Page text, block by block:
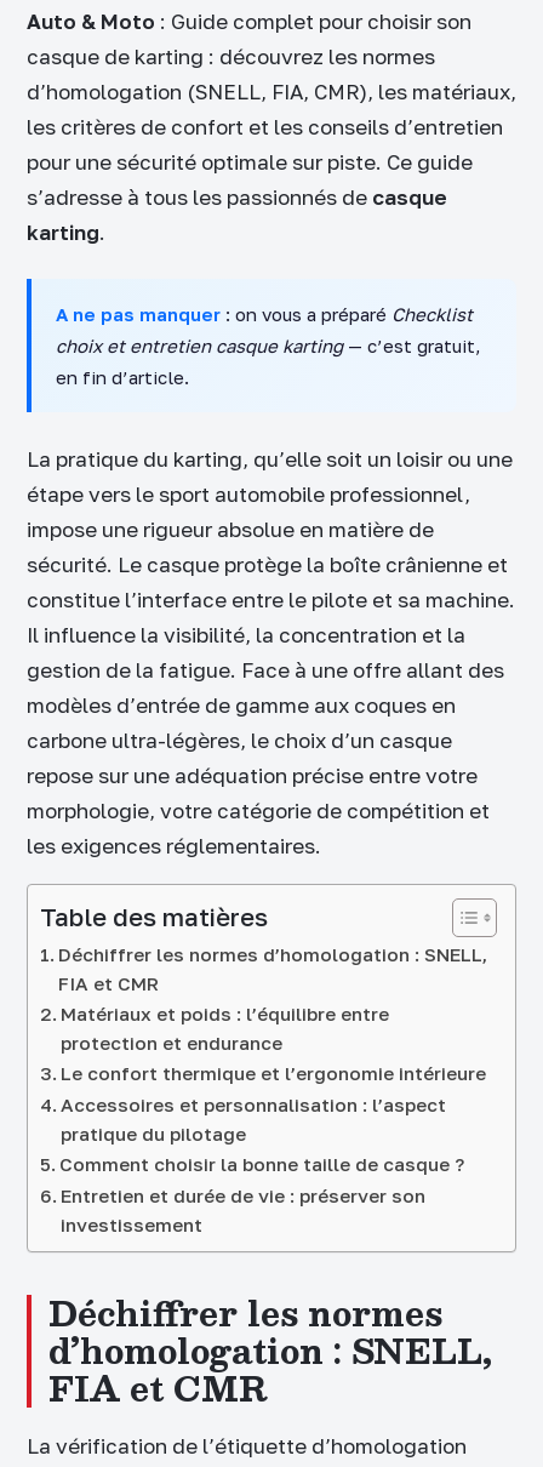
Auto & Moto : Guide complet pour choisir son
casque de karting : découvrez les normes
d’homologation (SNELL, FIA, CMR), les matériaux,
les critères de confort et les conseils d’entretien
pour une sécurité optimale sur piste. Ce guide
s’adresse à tous les passionnés de casque
karting.
A ne pas manquer : on vous a préparé Checklist
choix et entretien casque karting— c’est gratuit,
en fin d’article.
La pratique du karting, qu’elle soit un loisir ou une
étape vers le sport automobile professionnel,
impose une rigueur absolue en matière de
sécurité. Le casque protège la boîte crânienne et
constitue l’interface entre le pilote et sa machine.
Il influence la visibilité, la concentration et la
gestion de la fatigue. Face à une offre allant des
modèles d’entrée de gamme aux coques en
carbone ultra-légères, le choix d’un casque
repose sur une adéquation précise entre votre
morphologie, votre catégorie de compétition et
les exigences réglementaires.
Table des matières
Déchiffrer les normes d’homologation : SNELL,
FIA et CMR
Matériaux et poids : l’équilibre entre
protection et endurance
Le confort thermique et l’ergonomie intérieure
Accessoires et personnalisation : l’aspect
pratique du pilotage
Comment choisir la bonne taille de casque ?
Entretien et durée de vie : préserver son
investissement
Déchiffrer les normes
d’homologation : SNELL,
FIA et CMR
La vérification de l’étiquette d’homologation